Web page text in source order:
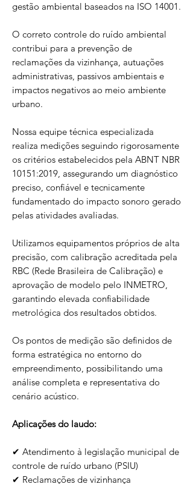
gestão ambiental baseados na ISO 14001.
O correto controle do ruído ambiental
contribui para a prevenção de
reclamações da vizinhança, autuações
administrativas, passivos ambientais e
impactos negativos ao meio ambiente
urbano.
Nossa equipe técnica especializada
realiza medições seguindo rigorosamente
os critérios estabelecidos pela ABNT NBR
10151:2019, assegurando um diagnóstico
preciso, confiável e tecnicamente
fundamentado do impacto sonoro gerado
pelas atividades avaliadas.
Utilizamos equipamentos próprios de alta
precisão, com calibração acreditada pela
RBC (Rede Brasileira de Calibração) e
aprovação de modelo pelo INMETRO,
garantindo elevada confiabilidade
metrológica dos resultados obtidos.
Os pontos de medição são definidos de
forma estratégica no entorno do
empreendimento, possibilitando uma
análise completa e representativa do
cenário acústico.
Aplicações do laudo:
✔ Atendimento à legislação municipal de
controle de ruído urbano (PSIU)
✔ Reclamações de vizinhança